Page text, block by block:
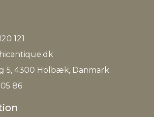
121
5, 4300 Holbæk, Danmark
86